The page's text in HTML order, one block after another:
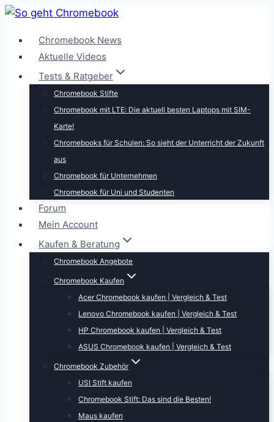
Zum
springenChromebook News
Aktuelle Videos
Tests & Ratgeber
Chromebook Stifte
Chromebook mit LTE: Die aktuell besten Laptops mit SIM-
Karte!
Chromebooks für Schulen: So sieht der Unterricht der Zukunft
aus
Chromebook für Unternehmen
Chromebook für Uni und Studenten
Forum
Mein Account
Kaufen & Beratung
Chromebook Angebote
Chromebook Kaufen
Acer Chromebook kaufen | Vergleich & Test
Lenovo Chromebook kaufen | Vergleich & Test
HP Chromebook kaufen | Vergleich & Test
ASUS Chromebook kaufen | Vergleich & Test
Chromebook Zubehör
USI Stift kaufen
Chromebook Stift: Das sind die Besten!
Maus kaufen